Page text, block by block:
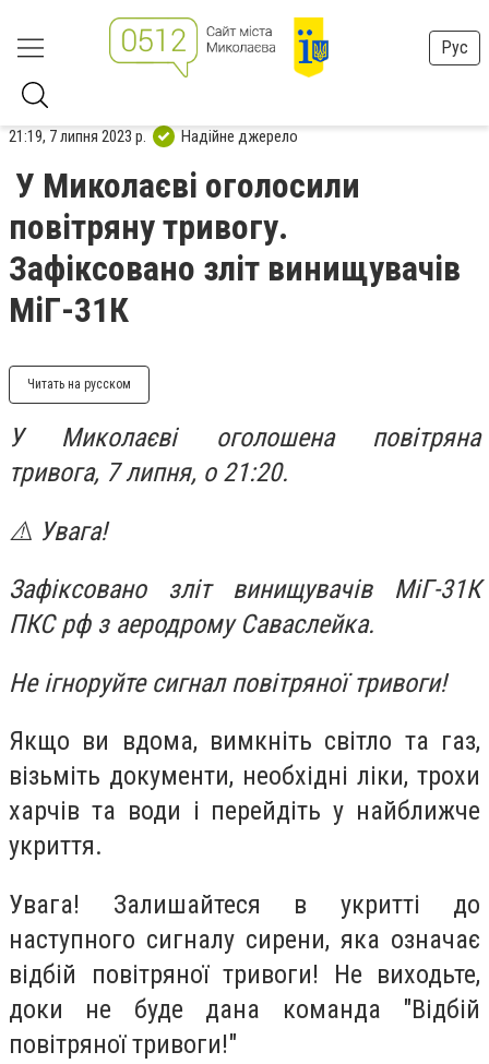
Рус
21:19, 7 липня 2023 р. Надійне джерело
У Миколаєві оголосили
повітряну тривогу.
Зафіксовано зліт винищувачів
МіГ-31К
Читать на русском
У Миколаєві оголошена повітряна
тривога, 7 липня, о 21:20.
⚠️ Увага!
Зафіксовано зліт винищувачів МіГ-31К
ПКС рф з аеродрому Саваслейка.
Не ігноруйте сигнал повітряної тривоги!
Якщо ви вдома, вимкніть світло та газ,
візьміть документи, необхідні ліки, трохи
харчів та води і перейдіть у найближче
укриття.
Увага! Залишайтеся в укритті до
наступного сигналу сирени, яка означає
відбій повітряної тривоги! Не виходьте,
доки не буде дана команда "Відбій
повітряної тривоги!"